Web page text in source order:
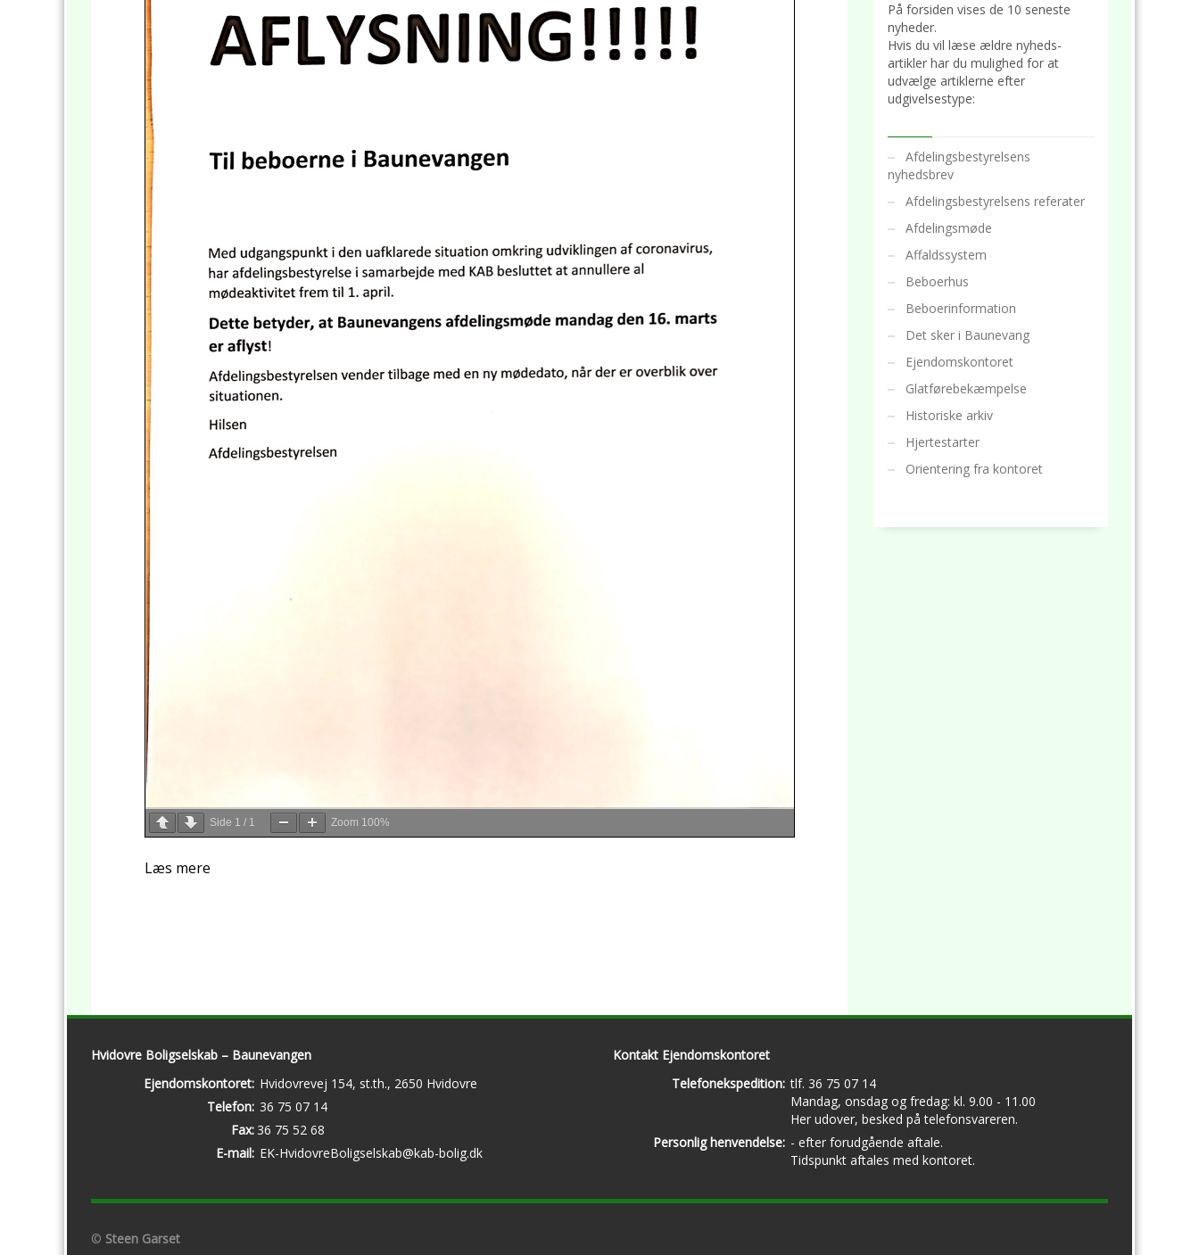
Side 1 / 1 Zoom 100%
Læs mere
På forsiden vises de 10 seneste
nyheder.
Hvis du vil læse ældre nyheds-
artikler har du mulighed for at
udvælge artiklerne efter
udgivelsestype:
Afdelingsbestyrelsens
nyhedsbrev
Afdelingsbestyrelsens referater
Afdelingsmøde
Affaldssystem
Beboerhus
Beboerinformation
Det sker i Baunevang
Ejendomskontoret
Glatførebekæmpelse
Historiske arkiv
Hjertestarter
Orientering fra kontoret
Hvidovre Boligselskab – Baunevangen
Ejendomskontoret: Hvidovrevej 154, st.th., 2650 Hvidovre
Telefon: 36 75 07 14
Fax: 36 75 52 68
E-mail: EK-HvidovreBoligselskab@kab-bolig.dk
Kontakt Ejendomskontoret
Telefonekspedition: tlf. 36 75 07 14
Mandag, onsdag og fredag: kl. 9.00 - 11.00
Her udover, besked på telefonsvareren.
Personlig henvendelse: - efter forudgående aftale.
Tidspunkt aftales med kontoret.
© Steen Garset